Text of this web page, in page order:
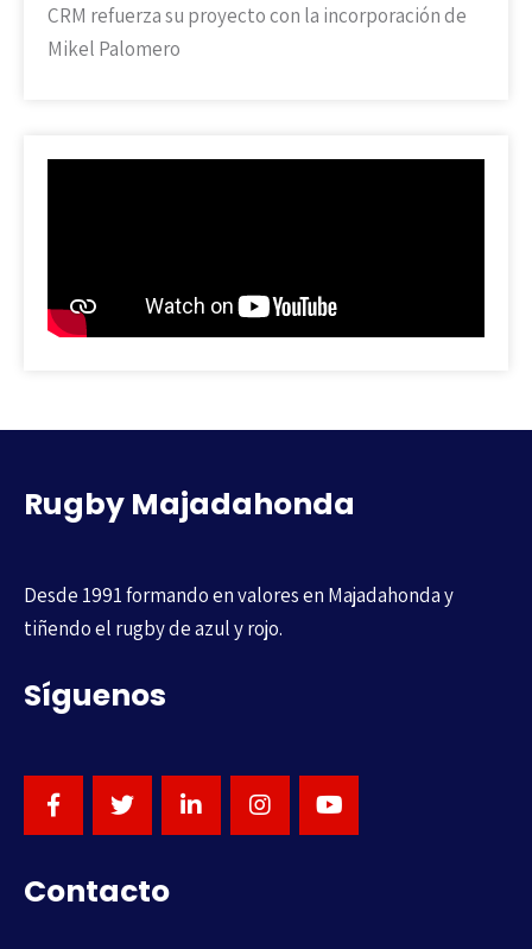
CRM refuerza su proyecto con la incorporación de
Mikel Palomero
Rugby Majadahonda
Desde 1991 formando en valores en Majadahonda y
tiñendo el rugby de azul y rojo.
Síguenos
Contacto